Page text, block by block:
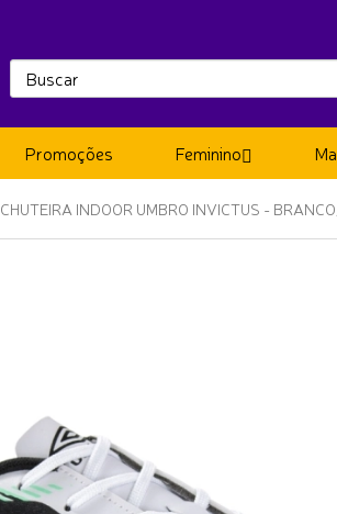
Promoções Feminino
CHUTEIRA INDOOR UMBRO INVICTUS -